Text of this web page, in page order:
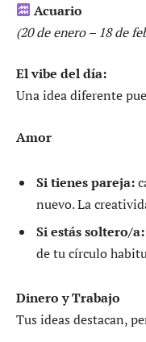
Acuario
(20 de enero – 18 de
El vibe del día:
Una idea diferente
Amor
Si tienes pareja:
nuevo. La
Si estás soltero/a:
de tu círculo
Dinero y Trabajo
Tus ideas destacan,